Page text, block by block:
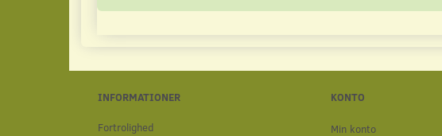
INFORMATIONER
Fortrolighed
KONTO
Min konto